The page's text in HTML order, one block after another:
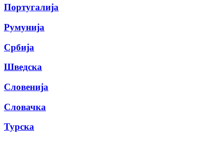
Португалија
Румунија
Србија
Шведска
Словенија
Словачка
Турска